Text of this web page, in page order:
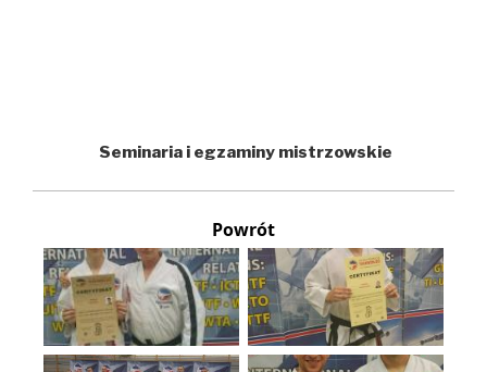
Seminaria i egzaminy mistrzowskie
Powrót